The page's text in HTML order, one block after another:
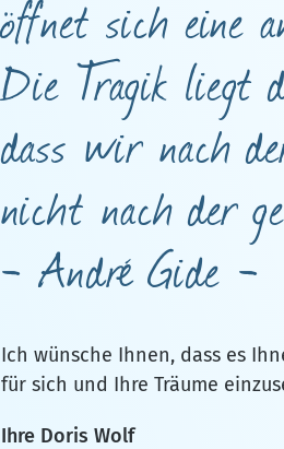
öffnet sich eine
Die Tragik liegt
dass wir nach
nicht nach der
- André Gide -
Ich wünsche Ihnen, dass es
für sich und Ihre Träume
Ihre Doris Wolf